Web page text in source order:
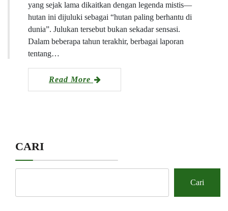
yang sejak lama dikaitkan dengan legenda mistis—
hutan ini dijuluki sebagai “hutan paling berhantu di
dunia”. Julukan tersebut bukan sekadar sensasi.
Dalam beberapa tahun terakhir, berbagai laporan
tentang…
Read More
CARI
Cari